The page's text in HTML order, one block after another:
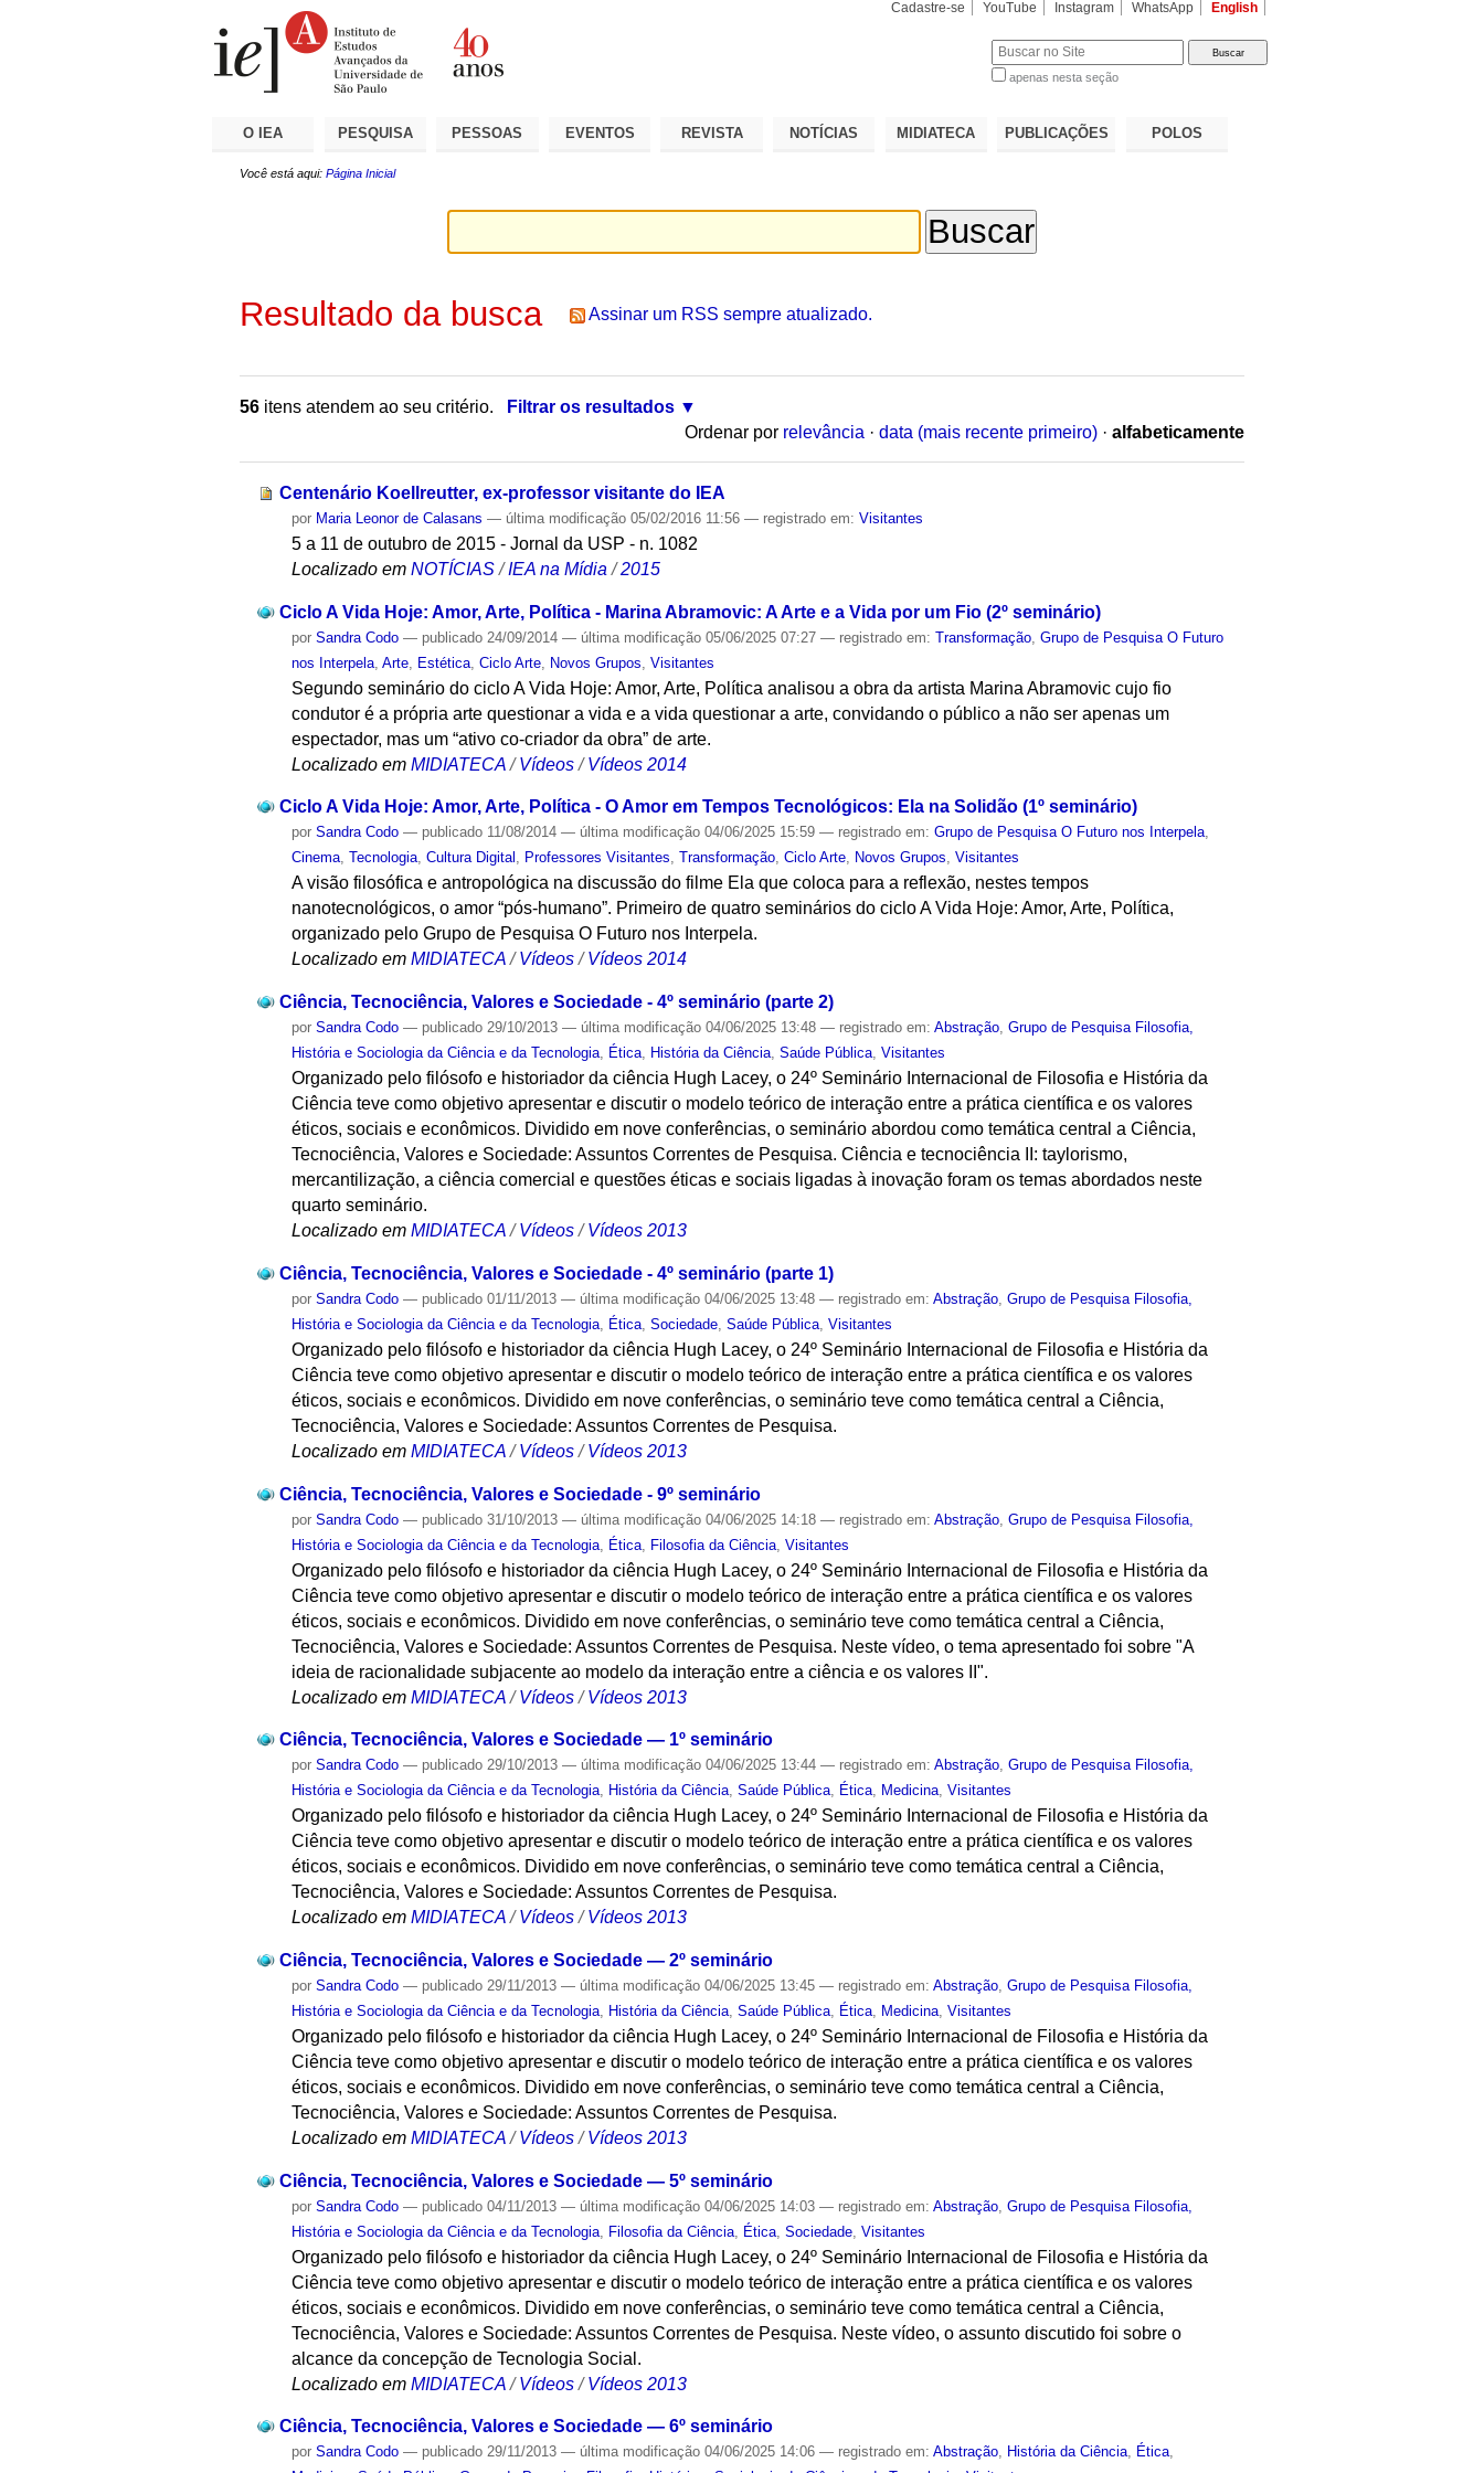
Cadastre-se YouTube Instagram WhatsApp English
apenas nesta seção
O IEA PESQUISA PESSOAS EVENTOS REVISTA NOTÍCIAS MIDIATECA PUBLICAÇÕES POLOS
Você está aqui: Página Inicial
Resultado da busca Assinar um RSS sempre atualizado.
56 itens atendem ao seu critério.
Filtrar os resultados
Ordenar por relevância · data (mais recente primeiro) · alfabeticamente
Centenário Koellreutter, ex-professor visitante do IEA
por Maria Leonor de Calasans — última modificação 05/02/2016 11:56— registrado em:Visitantes
5 a 11 de outubro de 2015 - Jornal da USP - n. 1082
Localizado em NOTÍCIAS /IEA na Mídia /2015
Ciclo A Vida Hoje: Amor, Arte, Política - Marina Abramovic: A Arte e a Vida por um Fio (2º seminário)
porSandra Codo — publicado 24/09/2014— última modificação 05/06/2025 07:27— registrado em:Transformação ,Grupo de Pesquisa O Futuro
nos Interpela ,Arte Estética ,Ciclo Arte Novos Grupos ,Visitantes
Segundo seminário do ciclo A Vida Hoje: Amor, Arte, Política analisou a obra da artista Marina Abramovic cujo fio
condutor é a própria arte questionar a vida e a vida questionar a arte, convidando o público a não ser apenas um
espectador, mas um “ativo co-criador da obra” de arte.
Localizado em MIDIATECA /Vídeos /Vídeos 2014
Ciclo A Vida Hoje: Amor, Arte, Política - O Amor em Tempos Tecnológicos: Ela na Solidão (1º seminário)
porSandra Codo — publicado 11/08/2014— última modificação 04/06/2025 15:59— registrado em:Grupo de Pesquisa O Futuro nos Interpela,
Cinema,Tecnologia,Cultura Digital , Professores Visitantes,Transformação,Ciclo Arte, Novos Grupos,Visitantes
A visão filosófica e antropológica na discussão do filme Ela que coloca para a reflexão, nestes tempos
nanotecnológicos, o amor “pós-humano”. Primeiro de quatro seminários do ciclo A Vida Hoje: Amor, Arte, Política,
organizado pelo Grupo de Pesquisa O Futuro nos Interpela.
Localizado em MIDIATECA /Vídeos /Vídeos 2014
Ciência, Tecnociência, Valores e Sociedade - 4º seminário (parte 2)
porSandra Codo — publicado 29/10/2013— última modificação 04/06/2025 13:48— registrado em:Abstração,Grupo de Pesquisa Filosofia,
História e Sociologia da Ciência e da Tecnologia, Ética, História da Ciência,Saúde Pública,Visitantes
Organizado pelo filósofo e historiador da ciência Hugh Lacey, o 24º Seminário Internacional de Filosofia e História da
Ciência teve como objetivo apresentar e discutir o modelo teórico de interação entre a prática científica e os valores
éticos, sociais e econômicos. Dividido em nove conferências, o seminário abordou como temática central a Ciência,
Tecnociência, Valores e Sociedade: Assuntos Correntes de Pesquisa. Ciência e tecnociência II: taylorismo,
mercantilização, a ciência comercial e questões éticas e sociais ligadas à inovação foram os temas abordados neste
quarto seminário.
Localizado em MIDIATECA /Vídeos /Vídeos 2013
Ciência, Tecnociência, Valores e Sociedade - 4º seminário (parte 1)
porSandra Codo — publicado 01/11/2013— última modificação 04/06/2025 13:48— registrado em:Abstração ,Grupo de Pesquisa Filosofia,
História e Sociologia da Ciência e da Tecnologia
Ética ,Sociedade ,Saúde Pública ,Visitantes
Organizado pelo filósofo e historiador da ciência Hugh Lacey, o 24º Seminário Internacional de Filosofia e História da
Ciência teve como objetivo apresentar e discutir o modelo teórico de interação entre a prática científica e os valores
éticos, sociais e econômicos. Dividido em nove conferências, o seminário teve como temática central a Ciência,
Tecnociência, Valores e Sociedade: Assuntos Correntes de Pesquisa.
Localizado em MIDIATECA /Vídeos /Vídeos 2013
Ciência, Tecnociência, Valores e Sociedade - 9º seminário
porSandra Codo — publicado 31/10/2013— última modificação 04/06/2025 14:18— registrado em:Abstração ,Grupo de Pesquisa Filosofia,
História e Sociologia da Ciência e da Tecnologia Ética Filosofia da Ciência ,Visitantes
Organizado pelo filósofo e historiador da ciência Hugh Lacey, o 24º Seminário Internacional de Filosofia e História da
Ciência teve como objetivo apresentar e discutir o modelo teórico de interação entre a prática científica e os valores
éticos, sociais e econômicos. Dividido em nove conferências, o seminário teve como temática central a Ciência,
Tecnociência, Valores e Sociedade: Assuntos Correntes de Pesquisa. Neste vídeo, o tema apresentado foi sobre "A
ideia de racionalidade subjacente ao modelo da interação entre a ciência e os valores II".
Localizado em MIDIATECA /Vídeos /Vídeos 2013
Ciência, Tecnociência, Valores e Sociedade — 1º seminário
porSandra Codo — publicado 29/10/2013— última modificação 04/06/2025 13:44— registrado em:Abstração,Grupo de Pesquisa Filosofia,
História e Sociologia da Ciência e da Tecnologia, História da Ciência,Saúde Pública, Ética, Medicina,Visitantes
Organizado pelo filósofo e historiador da ciência Hugh Lacey, o 24º Seminário Internacional de Filosofia e História da
Ciência teve como objetivo apresentar e discutir o modelo teórico de interação entre a prática científica e os valores
éticos, sociais e econômicos. Dividido em nove conferências, o seminário teve como temática central a Ciência,
Tecnociência, Valores e Sociedade: Assuntos Correntes de Pesquisa.
Localizado em MIDIATECA /Vídeos /Vídeos 2013
Ciência, Tecnociência, Valores e Sociedade — 2º seminário
porSandra Codo — publicado 29/11/2013— última modificação 04/06/2025 13:45— registrado em:Abstração ,Grupo de Pesquisa Filosofia,
História e Sociologia da Ciência e da Tecnologia
História da Ciência ,Saúde Pública Ética Medicina ,Visitantes
Organizado pelo filósofo e historiador da ciência Hugh Lacey, o 24º Seminário Internacional de Filosofia e História da
Ciência teve como objetivo apresentar e discutir o modelo teórico de interação entre a prática científica e os valores
éticos, sociais e econômicos. Dividido em nove conferências, o seminário teve como temática central a Ciência,
Tecnociência, Valores e Sociedade: Assuntos Correntes de Pesquisa.
Localizado em MIDIATECA /Vídeos /Vídeos 2013
Ciência, Tecnociência, Valores e Sociedade — 5º seminário
porSandra Codo — publicado 04/11/2013— última modificação 04/06/2025 14:03— registrado em:Abstração ,Grupo de Pesquisa Filosofia,
História e Sociologia da Ciência e da Tecnologia Filosofia da Ciência Ética ,Sociedade ,Visitantes
Organizado pelo filósofo e historiador da ciência Hugh Lacey, o 24º Seminário Internacional de Filosofia e História da
Ciência teve como objetivo apresentar e discutir o modelo teórico de interação entre a prática científica e os valores
éticos, sociais e econômicos. Dividido em nove conferências, o seminário teve como temática central a Ciência,
Tecnociência, Valores e Sociedade: Assuntos Correntes de Pesquisa. Neste vídeo, o assunto discutido foi sobre o
alcance da concepção de Tecnologia Social.
Localizado em MIDIATECA /Vídeos /Vídeos 2013
Ciência, Tecnociência, Valores e Sociedade — 6º seminário
porSandra Codo — publicado 29/11/2013— última modificação 04/06/2025 14:06— registrado em:Abstração, História da Ciência, Ética,